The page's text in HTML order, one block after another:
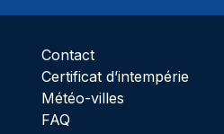
Contact
Certificat d’intempérie
Météo-villes
FAQ